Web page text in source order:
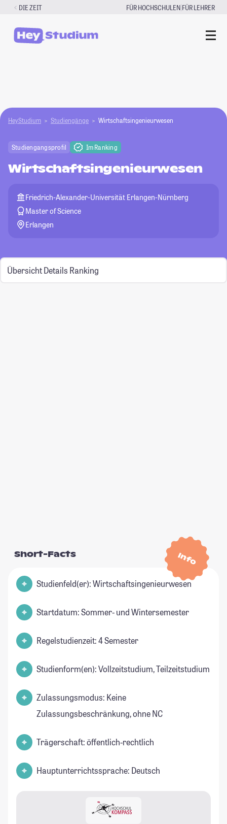
Zum
springen
DIE ZEIT FÜR HOCHSCHULEN|FÜR LEHRER
HeyStudium Studiengänge Wirtschaftsingenieurwesen
Studiengangsprofil Im Ranking
Wirtschaftsingenieurwesen
Friedrich-Alexander-Universität Erlangen-Nürnberg
Master of Science
Erlangen
Übersicht Details Ranking
Info
Short-Facts
Studienfeld(er): Wirtschaftsingenieurwesen
Startdatum: Sommer- und Wintersemester
Regelstudienzeit: 4 Semester
Studienform(en): Vollzeitstudium, Teilzeitstudium
Zulassungsmodus: Keine
Zulassungsbeschränkung, ohne NC
Trägerschaft: öffentlich-rechtlich
Hauptunterrichtssprache: Deutsch